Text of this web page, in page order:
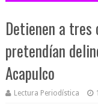
Detienen a tres
pretendían
Acapulco
Lectura Periodística